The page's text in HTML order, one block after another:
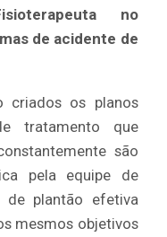
no
de acidente de
criados os planos
tratamento que
são
pela equipe de
de plantão efetiva
mesmos objetivos